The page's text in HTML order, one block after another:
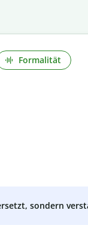
Formalität
sondern